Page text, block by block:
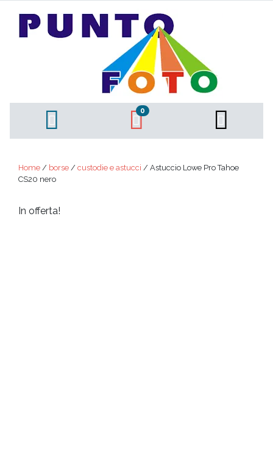
0
Home / borse / custodie e astucci / Astuccio Lowe Pro Tahoe
CS20 nero
In offerta!